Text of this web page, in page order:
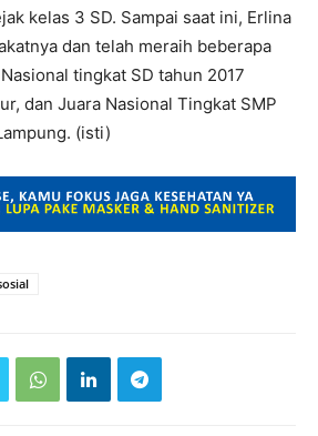
kelas 3 SD. Sampai saat ini, Erlina
dan telah meraih beberapa
tingkat SD tahun 2017
dan Juara Nasional Tingkat SMP
(isti)